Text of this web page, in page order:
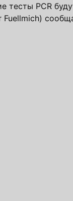
тесты PCR